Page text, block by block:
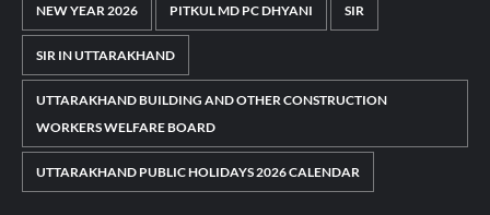
NEW YEAR 2026 PITKUL MD PC DHYANI SIR
SIR IN UTTARAKHAND
UTTARAKHAND BUILDING AND OTHER CONSTRUCTION
WORKERS WELFARE BOARD
UTTARAKHAND PUBLIC HOLIDAYS 2026 CALENDAR